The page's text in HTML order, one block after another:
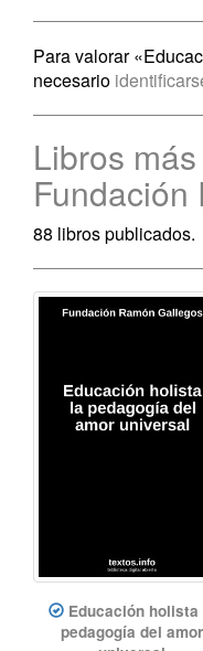
Para valorar
necesario
Libros
Fundación
88 libros publicados.
Educación holista
pedagogía del amor